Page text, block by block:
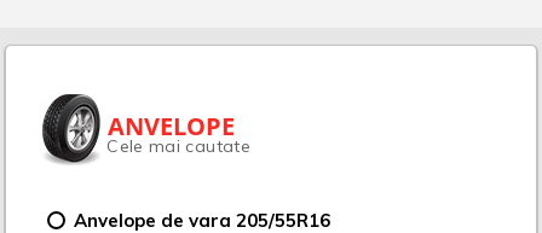
ANVELOPE
Cele mai cautate
Anvelope de vara 205/55R16